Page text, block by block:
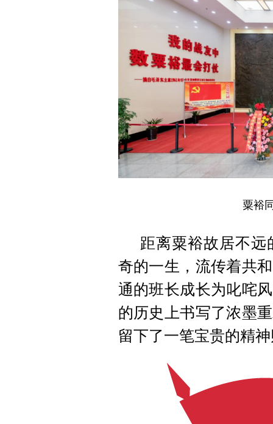
粟裕
距离粟裕故居不
奇的一生，流传着共
通的班长成长为叱咤
的历史上书写了浓墨
留下了一笔宝贵的精